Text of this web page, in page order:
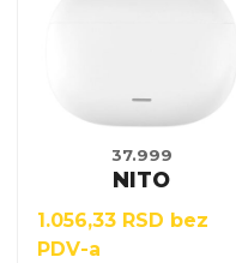
37.999
NITO
1.056,33 RSD bez
PDV-a
mogu
izabrane
na
stranici